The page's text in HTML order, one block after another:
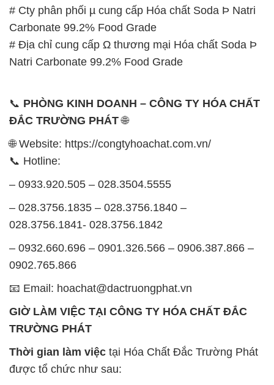
# Cty phân phối µ cung cấp Hóa chất Soda Þ Natri
Carbonate 99.2% Food Grade
# Địa chỉ cung cấp Ω thương mại Hóa chất Soda Þ
Natri Carbonate 99.2% Food Grade
📞 PHÒNG KINH DOANH – CÔNG TY HÓA CHẤT
ĐẮC TRƯỜNG PHÁT🌐
🌐 Website: https://congtyhoachat.com.vn/
📞 Hotline:
– 0933.920.505 – 028.3504.5555
– 028.3756.1835 – 028.3756.1840 –
028.3756.1841- 028.3756.1842
– 0932.660.696 – 0901.326.566 – 0906.387.866 –
0902.765.866
📧 Email: hoachat@dactruongphat.vn
GIỜ LÀM VIỆC TẠI CÔNG TY HÓA CHẤT ĐẮC
TRƯỜNG PHÁT
Thời gian làm việc tại Hóa Chất Đắc Trường Phát
được tổ chức như sau: